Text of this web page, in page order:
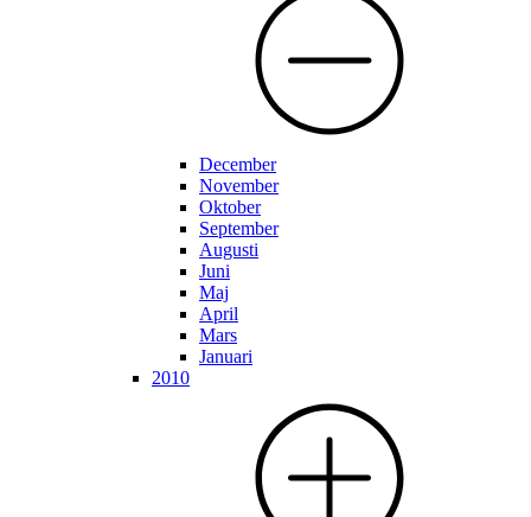
December
November
Oktober
September
Augusti
Juni
Maj
April
Mars
Januari
2010